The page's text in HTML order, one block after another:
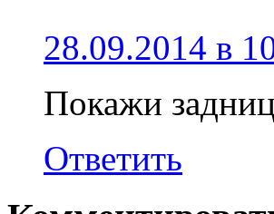
28.09.2014 в
Покажи
Ответить